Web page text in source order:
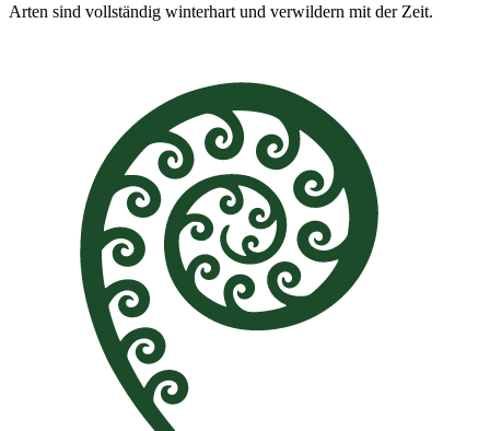
Arten sind vollständig winterhart und verwildern mit der Zeit.